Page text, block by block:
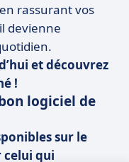
rassurant vos
devienne
et découvrez
!
logiciel de
sur le
celui qui